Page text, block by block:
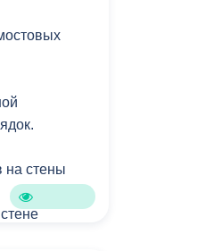
программы
на стены